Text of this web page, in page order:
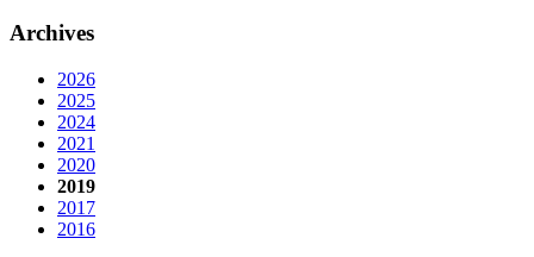
Archives
2026
2025
2024
2021
2020
2019
2017
2016